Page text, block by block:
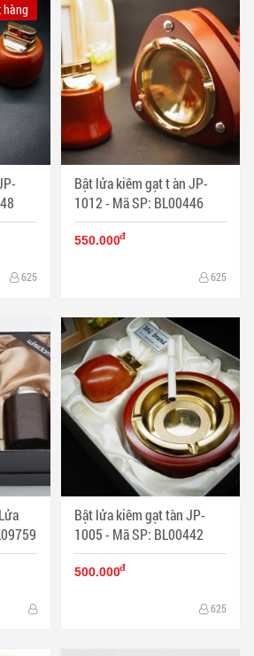
hàng
625
Bật lửa kiêm gạt t àn JP-
1012 - Mã SP: BL00446
550.000đ
625
BL09759
Bật lửa kiêm gạt tàn JP-
1005 - Mã SP: BL00442
500.000đ
625